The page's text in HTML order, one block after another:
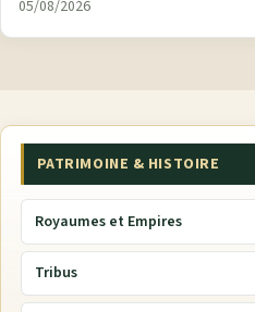
05/08/2026
PATRIMOINE & HISTOIRE
Royaumes et Empires
Tribus